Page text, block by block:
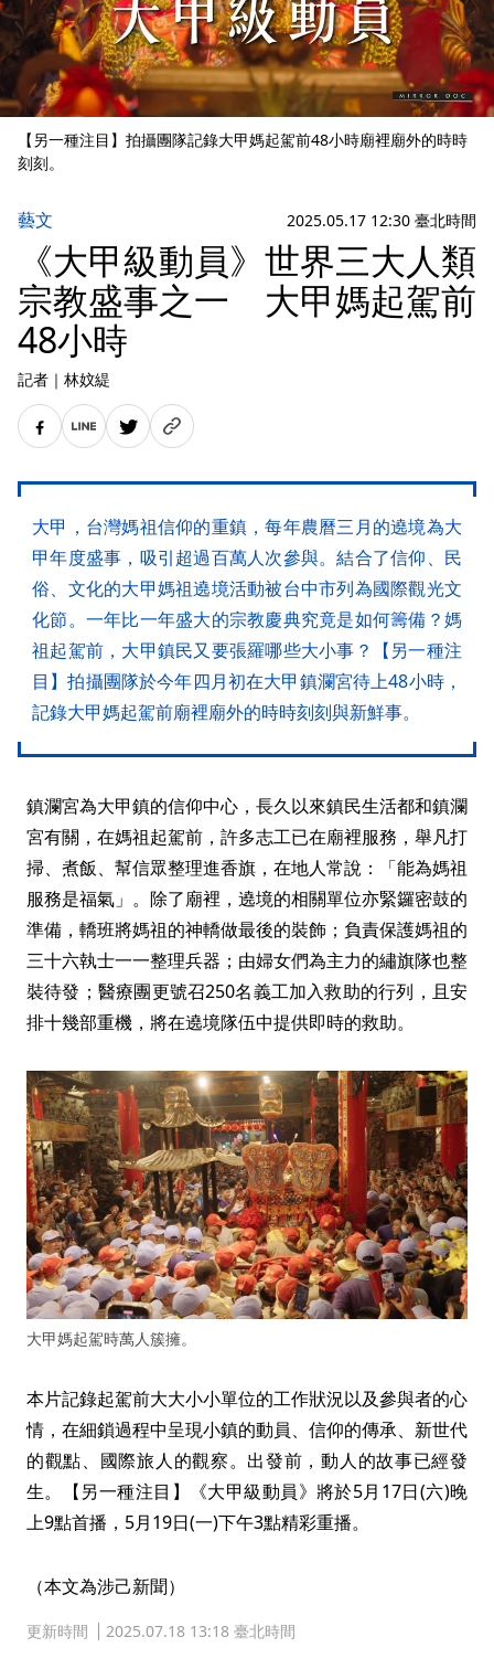
【另一種注目】拍攝團隊記錄大甲媽起駕前48小時廟裡廟外的時時
刻刻。
藝文 2025.05.17 12:30 臺北時間
《大甲級動員》世界三大人類
宗教盛事之一 大甲媽起駕前
48小時
記者 ｜ 林妏緹
大甲，台灣媽祖信仰的重鎮，每年農曆三月的遶境為大
甲年度盛事，吸引超過百萬人次參與。結合了信仰、民
俗、文化的大甲媽祖遶境活動被台中市列為國際觀光文
化節。一年比一年盛大的宗教慶典究竟是如何籌備？媽
祖起駕前，大甲鎮民又要張羅哪些大小事？【另一種注
目】拍攝團隊於今年四月初在大甲鎮瀾宮待上48小時，
記錄大甲媽起駕前廟裡廟外的時時刻刻與新鮮事。
鎮瀾宮為大甲鎮的信仰中心，長久以來鎮民生活都和鎮瀾
宮有關，在媽祖起駕前，許多志工已在廟裡服務，舉凡打
掃、煮飯、幫信眾整理進香旗，在地人常說：「能為媽祖
服務是福氣」。除了廟裡，遶境的相關單位亦緊鑼密鼓的
準備，轎班將媽祖的神轎做最後的裝飾；負責保護媽祖的
三十六執士一一整理兵器；由婦女們為主力的繡旗隊也整
裝待發；醫療團更號召250名義工加入救助的行列，且安
排十幾部重機，將在遶境隊伍中提供即時的救助。
大甲媽起駕時萬人簇擁。
本片記錄起駕前大大小小單位的工作狀況以及參與者的心
情，在細鎖過程中呈現小鎮的動員、信仰的傳承、新世代
的觀點、國際旅人的觀察。出發前，動人的故事已經發
生。【另一種注目】《大甲級動員》將於5月17日(六)晚
上9點首播，5月19日(一)下午3點精彩重播。
（本文為涉己新聞）
更新時間 2025.07.18 13:18 臺北時間